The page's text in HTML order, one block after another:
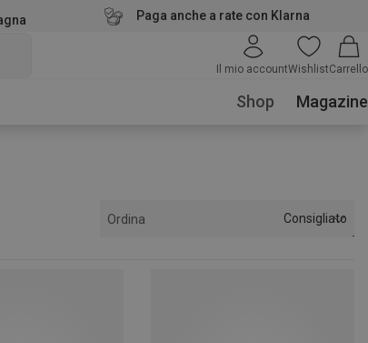
Paga anche a rate con Klarna
Il mio accountWishlistCarrello
Shop Magazine
Ordina Consigliato